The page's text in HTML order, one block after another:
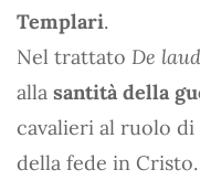
Templari.
Nel trattato De
alla santità della
cavalieri al ruolo di
della fede in Cristo.